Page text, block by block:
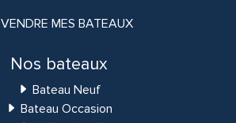
VENDRE MES BATEAUX
Nos bateaux
Bateau Neuf
Bateau Occasion